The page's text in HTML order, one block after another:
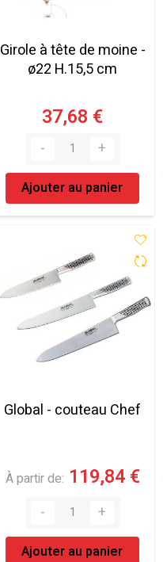
Girole à tête de moine -
ø22 H.15,5 cm
37,68 €
Ajouter au panier
Global - couteau Chef
À partir de 119,84 €
Ajouter au panier